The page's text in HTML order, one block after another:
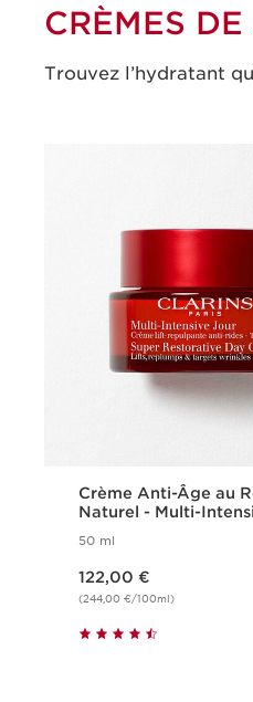
CRÈMES
Trouvez l’hydratant
Crème Anti-Âge au
Naturel - Multi-
50 ml
122,00 €
(244,00 €/100ml)